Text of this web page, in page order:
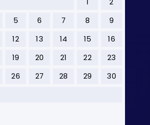
5 6 7 8
9
12 13 14 15
16
19 20 21 22
23
26 27 28 29
30